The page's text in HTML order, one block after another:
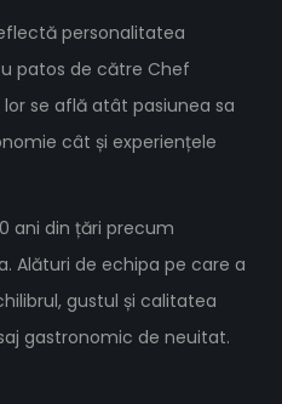
personalitatea
patos de către Chef
lor se află atât pasiunea sa
cât și experiențele
ani din țări precum
Alături de echipa pe care a
gustul și calitatea
gastronomic de neuitat.